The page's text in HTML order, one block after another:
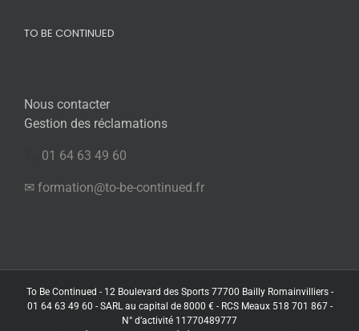
TO BE CONTINUED
Nous contacter
Gestion des réclamations
01 64 63 49 60
✉ formation@to-be-continued.fr
To Be Continued - 12 Boulevard des Sports 77700 Bailly Romainvilliers -
01 64 63 49 60 - SARL au capital de 8000 € - RCS Meaux 518 701 867 -
N° d’activité 11770489777